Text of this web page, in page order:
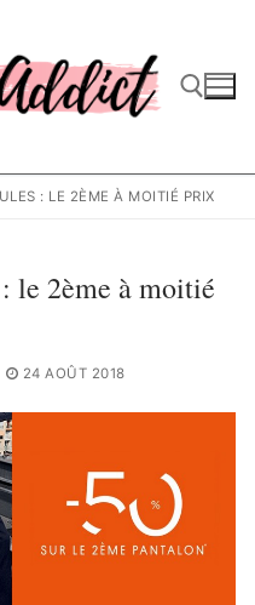
: LE 2ÈME À MOITIÉ PRIX
le 2ème à moitié
24 AOÛT 2018